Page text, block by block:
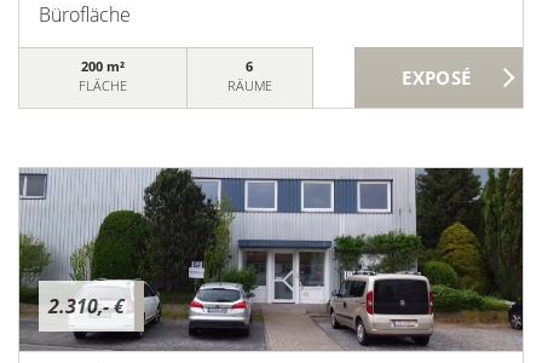
Bürofläche
200 m²
FLÄCHE
6
RÄUME
2.310,- €